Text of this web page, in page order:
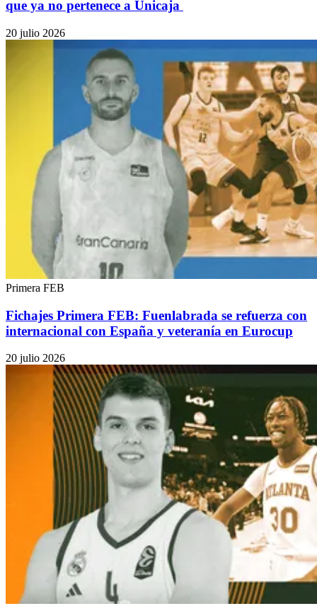
que ya no pertenece a Unicaja
20 julio 2026
Primera FEB
Fichajes Primera FEB: Fuenlabrada se refuerza con
internacional con España y veteranía en Eurocup
20 julio 2026